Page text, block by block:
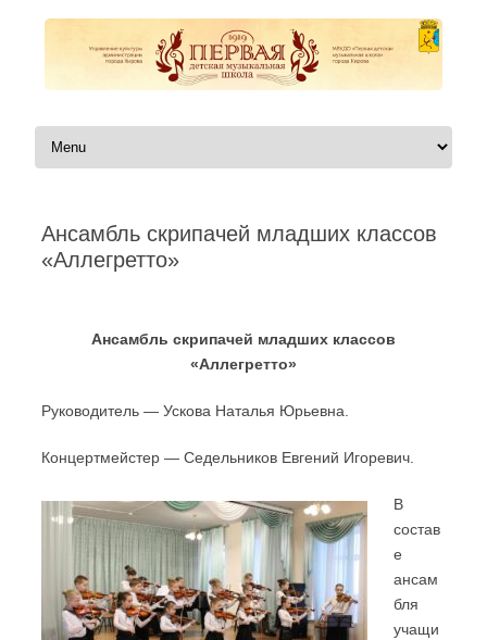
Перейти к содержимому
Ансамбль скрипачей младших классов
«Аллегретто»
Ансамбль скрипачей младших классов
«Аллегретто»
Руководитель — Ускова Наталья Юрьевна.
Концертмейстер — Седельников Евгений Игоревич.
В
состав
е
ансам
бля
учащи